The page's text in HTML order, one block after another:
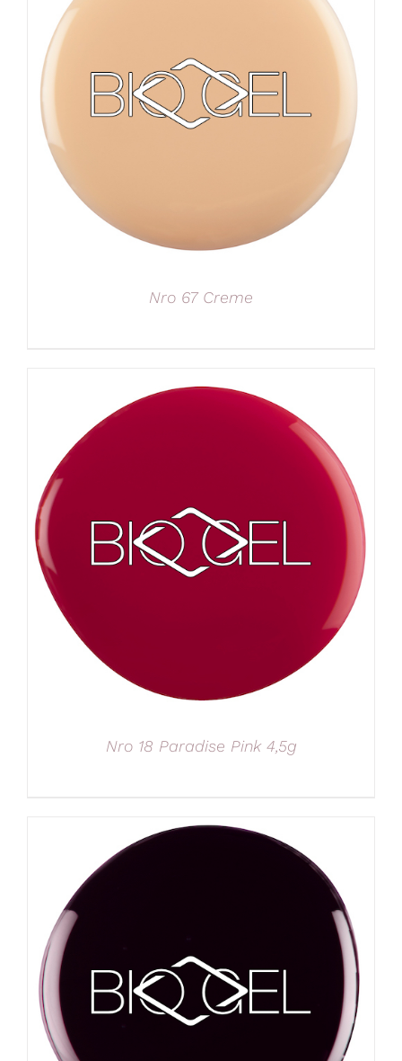
Nro 67 Creme
Nro 18 Paradise Pink 4,5g